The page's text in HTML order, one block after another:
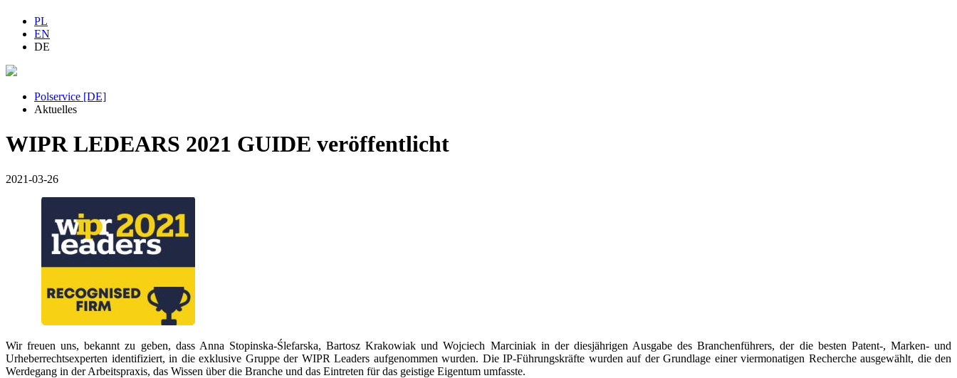
PL
EN
DE
Polservice [DE]
Aktuelles
WIPR LEDEARS 2021 GUIDE veröffentlicht
2021-03-26
Wir freuen uns, bekannt zu geben, dass Anna Stopinska-Ślefarska, Bartosz Krakowiak und Wojciech Marciniak in der diesjährigen Ausgabe des Branchenführers, der die besten Patent-, Marken- und
Urheberrechtsexperten identifiziert, in die exklusive Gruppe der WIPR Leaders aufgenommen wurden. Die IP-Führungskräfte wurden auf der Grundlage einer viermonatigen Recherche ausgewählt, die den
Werdegang in der Arbeitspraxis, das Wissen über die Branche und das Eintreten für das geistige Eigentum umfasste.